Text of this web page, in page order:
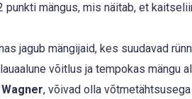
punkti mängus, mis näitab, et
jagub mängijaid, kes suudavad
võitlus ja tempokas mängu
, võivad olla